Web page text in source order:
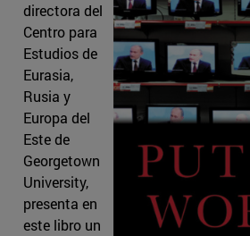
directora del
Centro para
Estudios de
Eurasia,
Rusia y
Europa del
Este de
Georgetown
University,
presenta en
este libro un